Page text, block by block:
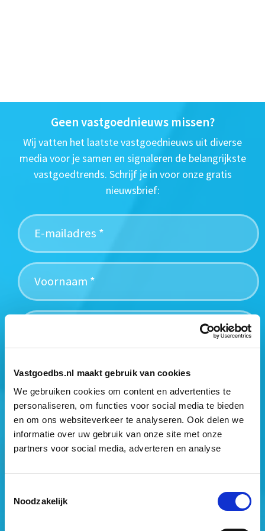
Vastgoedbs.nl maakt gebruik van cookies
We gebruiken cookies om content en advertenties te
personaliseren, om functies voor social media te bieden
en om ons websiteverkeer te analyseren. Ook delen we
informatie over uw gebruik van onze site met onze
partners voor social media, adverteren en analyse
Noodzakelijk
Geen vastgoednieuws missen?
Wij vatten het laatste vastgoednieuws uit diverse
media voor je samen en signaleren de belangrijkste
vastgoedtrends. Schrijf je in voor onze gratis
nieuwsbrief:
Mogen wij jouw gegevens opslaan?
Ja, ik geef toestemming om mijn gegevens op te slaan
en mij te informeren over het laatste vastgoednieuws.